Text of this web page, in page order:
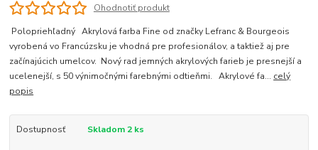
Ohodnotiť produkt
Polopriehľadný Akrylová farba Fine od značky Lefranc & Bourgeois
vyrobená vo Francúzsku je vhodná pre profesionálov, a taktiež aj pre
začínajúcich umelcov. Nový rad jemných akrylových farieb je presnejší a
ucelenejší, s 50 výnimočnými farebnými odtieňmi. Akrylové fa... celý
popis
Dostupnosť Skladom 2 ks